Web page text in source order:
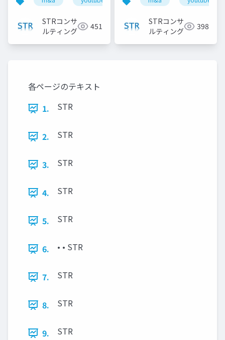
影した資料
STRコンサ
ルティング
451
す！【M&A相談
FAQ】』で投影した資
料
STRコンサ
ルティング
398
各ページのテキスト
1.
STR
2. STR
3. STR
4. STR
5. STR
6. • • STR
7. STR
8. STR
9. STR